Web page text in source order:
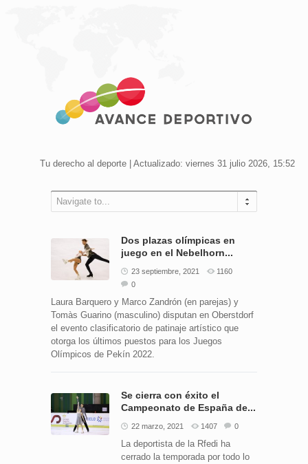
Tu derecho al deporte | Actualizado: viernes 31 julio 2026, 15:52
Navigate to...
Dos plazas olímpicas en
juego en el Nebelhorn...
23 septiembre, 2021
1160
0
Laura Barquero y Marco Zandrón (en parejas) y
Tomàs Guarino (masculino) disputan en Oberstdorf
el evento clasificatorio de patinaje artístico que
otorga los últimos puestos para los Juegos
Olímpicos de Pekín 2022.
Se cierra con éxito el
Campeonato de España de...
22 marzo, 2021 1407 0
La deportista de la Rfedi ha
cerrado la temporada por todo lo